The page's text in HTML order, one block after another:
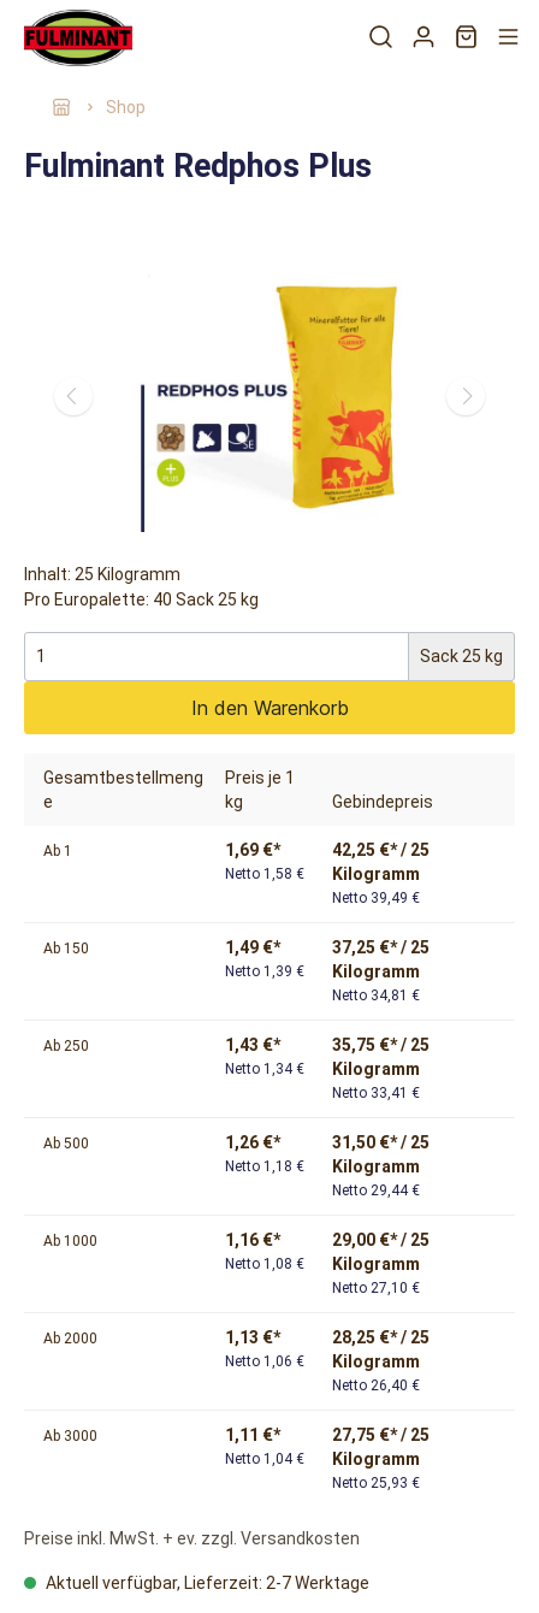
Shop
Fulminant Redphos Plus
Gesamtbestellmeng
e
Preis je 1
kg
Gebindepreis
Ab 1 1,69 €*
Netto 1,58 €
42,25 €* / 25
Kilogramm
Netto 39,49 €
Ab 150 1,49 €*
Netto 1,39 €
37,25 €* / 25
Kilogramm
Netto 34,81 €
Ab 250 1,43 €*
Netto 1,34 €
35,75 €* / 25
Kilogramm
Netto 33,41 €
Ab 500 1,26 €*
Netto 1,18 €
31,50 €* / 25
Kilogramm
Netto 29,44 €
Ab 1000 1,16 €*
Netto 1,08 €
29,00 €* / 25
Kilogramm
Netto 27,10 €
Ab 2000 1,13 €*
Netto 1,06 €
28,25 €* / 25
Kilogramm
Netto 26,40 €
Ab 3000 1,11 €*
Netto 1,04 €
27,75 €* / 25
Kilogramm
Netto 25,93 €
Preise inkl. MwSt. + ev. zzgl. Versandkosten
Aktuell verfügbar, Lieferzeit: 2-7 Werktage
Inhalt: 25 Kilogramm
Pro Europalette: 40 Sack 25 kg
Sack 25 kg
In den Warenkorb